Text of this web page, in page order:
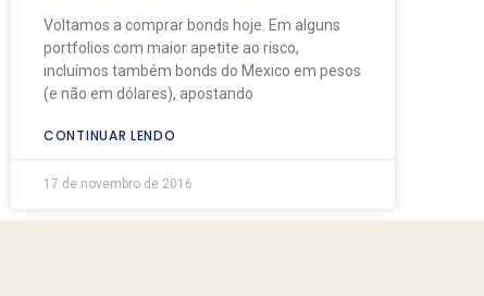
Voltamos a comprar bonds hoje. Em alguns
portfolios com maior apetite ao risco,
incluímos também bonds do Mexico em pesos
(e não em dólares), apostando
CONTINUAR LENDO
17 de novembro de 2016